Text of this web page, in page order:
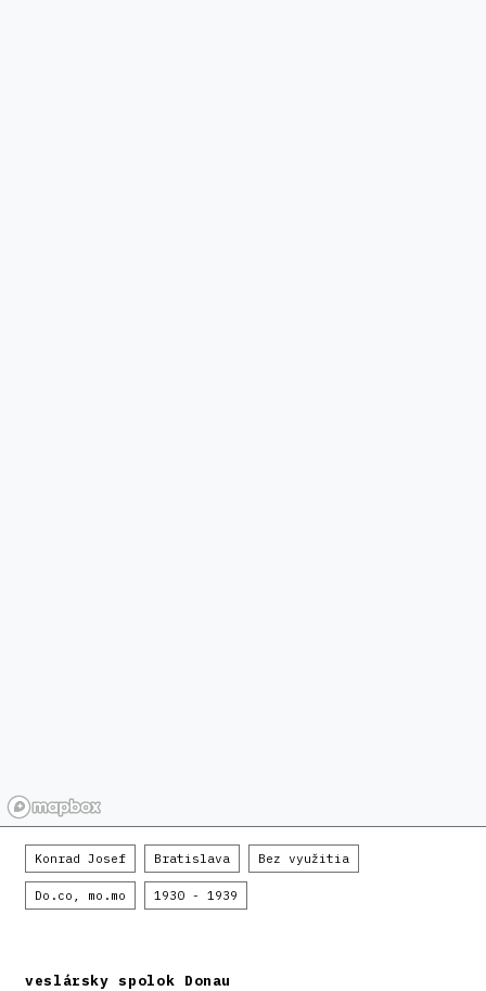
Konrad Josef Bratislava Bez využitia
Do.co, mo.mo 1930 - 1939
veslársky spolok Donau